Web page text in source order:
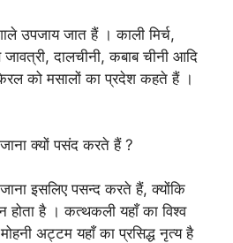
उपजाय जात हैं । काली मिर्च,
दालचीनी, कबाब चीनी आदि
को मसालों का प्रदेश कहते हैं ।
क्यों पसंद करते हैं ?
इसलिए पसन्द करते हैं, क्योंकि
होता है । कत्थकली यहाँ का विश्व
अट्टम यहाँ का प्रसिद्ध नृत्य है